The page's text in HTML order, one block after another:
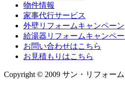
物件情報
家事代行サービス
外壁リフォームキャンペーン
給湯器リフォームキャンペ
お問い合わせはこちら
お見積もりはこちら
Copyright © 2009 サン・リフォーム